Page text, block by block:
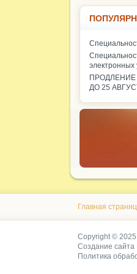
электронных
ДО 25
Главная
Copyright © 2025
Создание сайта
Политика